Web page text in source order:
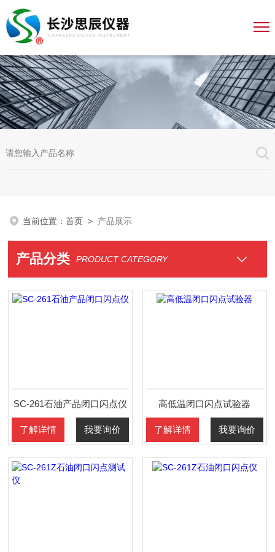
当前位置：首页 > 产品展示
产品分类 PRODUCT CATEGORY
SC-261石油产品闭口闪点仪
了解详情 我要询价
高低温闭口闪点试验器
了解详情 我要询价